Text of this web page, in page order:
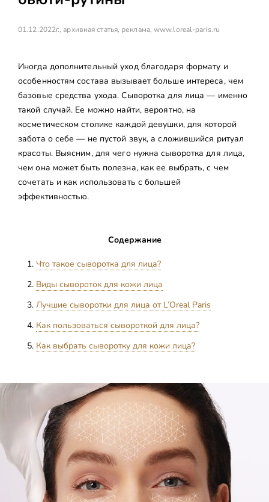
01.12.2022г., архивная статья, реклама,www.loreal-paris.ru
Иногда дополнительный уход благодаря формату и
особенностям состава вызывает больше интереса, чем
базовые средства ухода. Сыворотка для лица — именно
такой случай. Ее можно найти, вероятно, на
косметическом столике каждой девушки, для которой
забота о себе — не пустой звук, а сложившийся ритуал
красоты. Выясним, для чего нужна сыворотка для лица,
чем она может быть полезна, как ее выбрать, с чем
сочетать и как использовать с большей
эффективностью.
Содержание
Что такое сыворотка для лица?
Виды сывороток для кожи лица
Лучшие сыворотки для лица от L’Oreal Paris
Как пользоваться сывороткой для лица?
Как выбрать сыворотку для кожи лица?